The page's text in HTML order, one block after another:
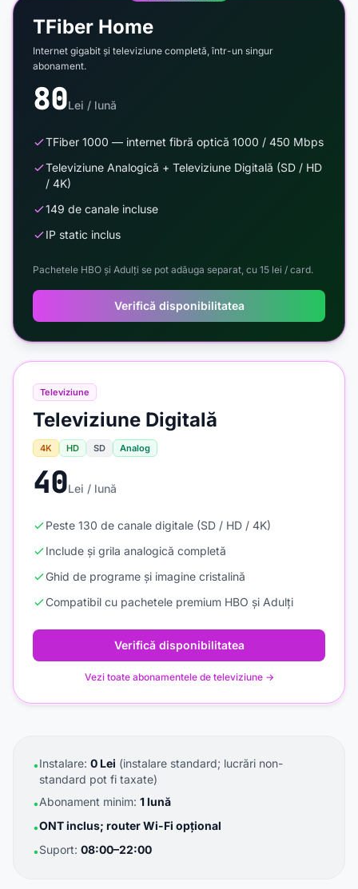
Televiziune
Televiziune Digitală
4K HD SD Analog
40Lei / lună
Peste 130 de canale digitale (SD / HD / 4K)
Include și grila analogică completă
Ghid de programe și imagine cristalină
Compatibil cu pachetele premium HBO și Adulți
Verifică disponibilitatea
Vezi toate abonamentele de televiziune →
TFiber Home
Internet gigabit și televiziune completă, într-un singur
abonament.
80Lei / lună
TFiber 1000 — internet fibră optică 1000 / 450 Mbps
Televiziune Analogică + Televiziune Digitală (SD / HD
/ 4K)
149 de canale incluse
IP static inclus
Pachetele HBO și Adulți se pot adăuga separat, cu 15 lei / card.
Verifică disponibilitatea
•Instalare: 0 Lei (instalare standard; lucrări non-
standard pot fi taxate)
•Abonament minim: 1 lună
•ONT inclus; router Wi-Fi opțional
•Suport: 08:00–22:00